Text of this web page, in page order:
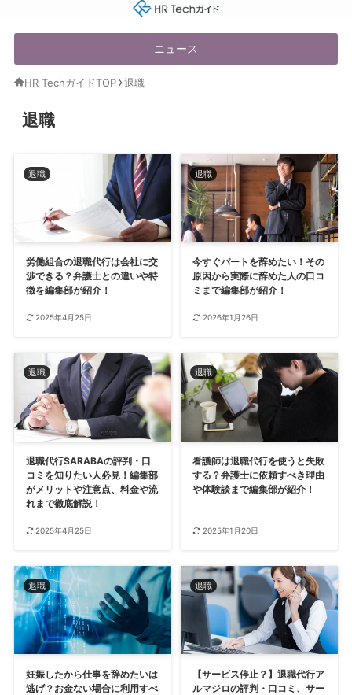
HR Techガイド
ニュース
HR TechガイドTOP 退職
退職
退職
労働組合の退職代行は会社に交
渉できる？弁護士との違いや特
徴を編集部が紹介！
2025年4月25日
退職
今すぐパートを辞めたい！その
原因から実際に辞めた人の口コ
ミまで編集部が紹介！
2026年1月26日
退職
退職代行SARABAの評判・口
コミを知りたい人必見！編集部
がメリットや注意点、料金や流
れまで徹底解説！
2025年4月25日
退職
看護師は退職代行を使うと失敗
する？弁護士に依頼すべき理由
や体験談まで編集部が紹介！
2025年1月20日
退職
妊娠したから仕事を辞めたいは
逃げ？お金ない場合に利用すべ
退職
【サービス停止？】退職代行ア
ルマジロの評判・口コミ、サー